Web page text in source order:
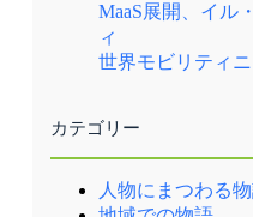
MaaS展開、イル
ィ
世界モビリティ
カテゴリー
人物にまつわる